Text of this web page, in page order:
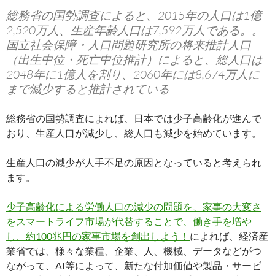
総務省の国勢調査によると、2015年の人口は1億
2,520万人、生産年齢人口は7,592万人である。。
国立社会保障・人口問題研究所の将来推計人口
（出生中位・死亡中位推計）によると、総人口は
2048年に1億人を割り、2060年には8,674万人に
まで減少すると推計されている
総務省の国勢調査によれば、日本では少子高齢化が進んで
おり、生産人口が減少し、総人口も減少を始めています。
生産人口の減少が人手不足の原因となっていると考えられ
ます。
少子高齢化による労働人口の減少の問題を、家事の大変さ
をスマートライフ市場が代替することで、働き手を増や
し、約100兆円の家事市場を創出しよう！ によれば、経済産
業省では、様々な業種、企業、人、機械、データなどがつ
ながって、AI等によって、新たな付加価値や製品・サービ